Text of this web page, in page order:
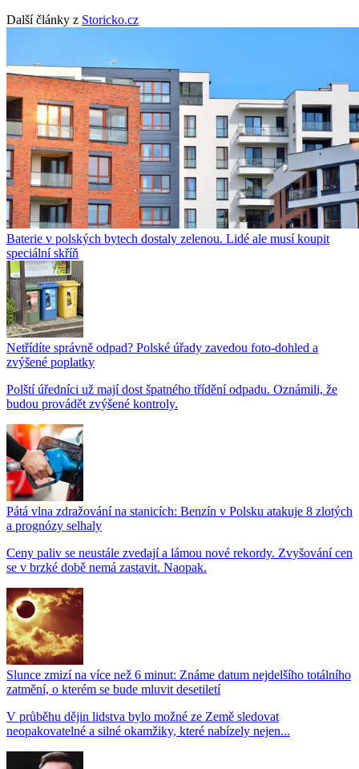
Další články z Storicko.cz
Baterie v polských bytech dostaly zelenou. Lidé ale musí koupit
speciální skříň
Netřídíte správně odpad? Polské úřady zavedou foto-dohled a
zvýšené poplatky
Polští úředníci už mají dost špatného třídění odpadu. Oznámili, že
budou provádět zvýšené kontroly.
Pátá vlna zdražování na stanicích: Benzín v Polsku atakuje 8 zlotých
a prognózy selhaly
Ceny paliv se neustále zvedají a lámou nové rekordy. Zvyšování cen
se v brzké době nemá zastavit. Naopak.
Slunce zmizí na více než 6 minut: Známe datum nejdelšího totálního
zatmění, o kterém se bude mluvit desetiletí
V průběhu dějin lidstva bylo možné ze Země sledovat
neopakovatelné a silné okamžiky, které nabízely nejen...